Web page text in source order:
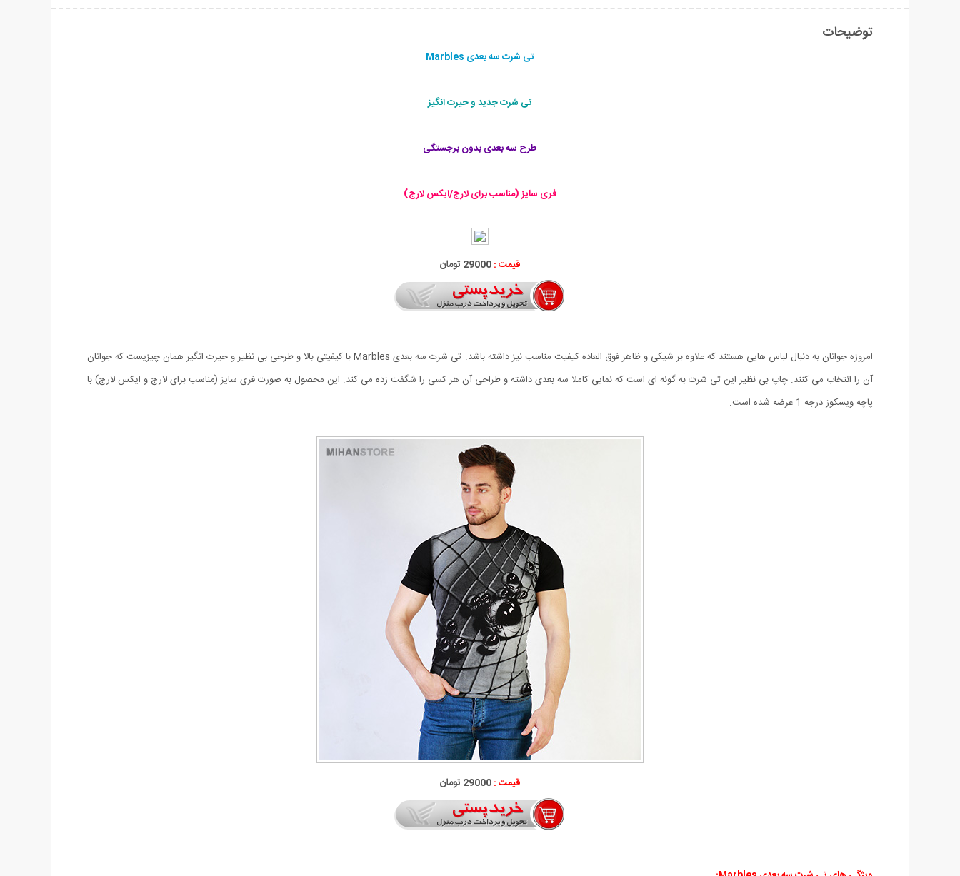
توضیحات
تی شرت سه بعدی Marbles
تی شرت جدید و حیرت انگیز
طرح سه بعدی بدون برجستگی
فری سایز (مناسب برای لارج/ایکس لارج)
قیمت :29000 تومان
امروزه جوانان به دنبال لباس هایی هستند که علاوه بر شیکی و ظاهر فوق العاده کیفیت مناسب نیز داشته باشد. تی شرت سه بعدی Marbles با کیفیتی بالا و طرحی بی نظیر و حیرت انگیر همان چیزیست که جوانان
آن را انتخاب می کنند. چاپ بی نظیر این تی شرت به گونه ای است که نمایی کاملا سه بعدی داشته و طراحی آن هر کسی را شگفت زده می کند. این محصول به صورت فری سایز (مناسب برای لارج و ایکس لارج) با
پاچه ویسکوز درجه 1 عرضه شده است.
قیمت :29000 تومان